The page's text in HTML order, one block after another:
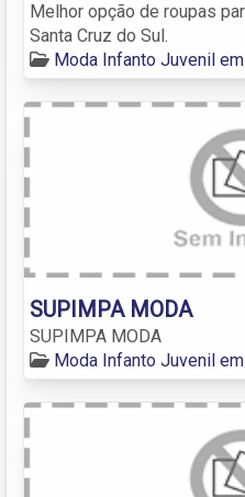
Melhor opção de roupas
Santa Cruz do Sul.
Moda Infanto Juvenil
SUPIMPA MODA
SUPIMPA MODA
Moda Infanto Juvenil